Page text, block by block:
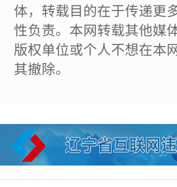
体，转载目的在于传递更
性负责。本网转载其他媒
版权单位或个人不想在本
其撤除。